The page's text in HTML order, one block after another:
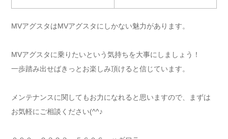
MVアグスタはMVアグスタにしかない魅力があります。
MVアグスタに乗りたいという気持ちを大事にしましょう！
一歩踏み出せばきっとお楽しみ頂けると信じています。
メンテナンスに関してもお力になれると思いますので、まずは
お気軽にご相談ください(^^♪